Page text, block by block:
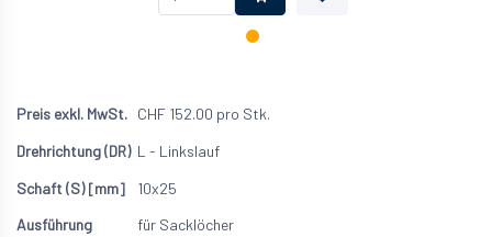
CHF 152.00 pro Stk.
L - Linkslauf
10x25
für Sacklöcher